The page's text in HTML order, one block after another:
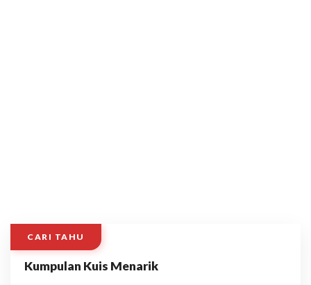
CARI TAHU
Kumpulan Kuis Menarik